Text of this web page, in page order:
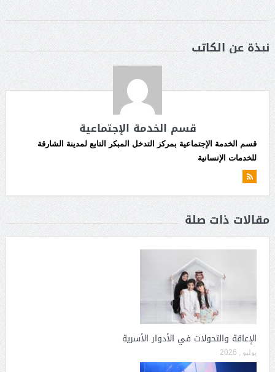
نبذة عن الكاتب
قسم الخدمة الإجتماعية
قسم الخدمة الإجتماعية بمركز التدخل المبكر التابع لمدينة الشارقة
للخدمات الإنسانية
مقالات ذات صلة
الإعاقة والتحولات في الأدوار الأسرية
يوليو , 2026